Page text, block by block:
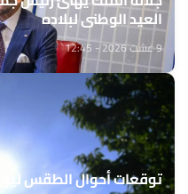
العيد الوطني لبلاده
9 غشت 2026 - 12:45
توقعات أحوال الطقس